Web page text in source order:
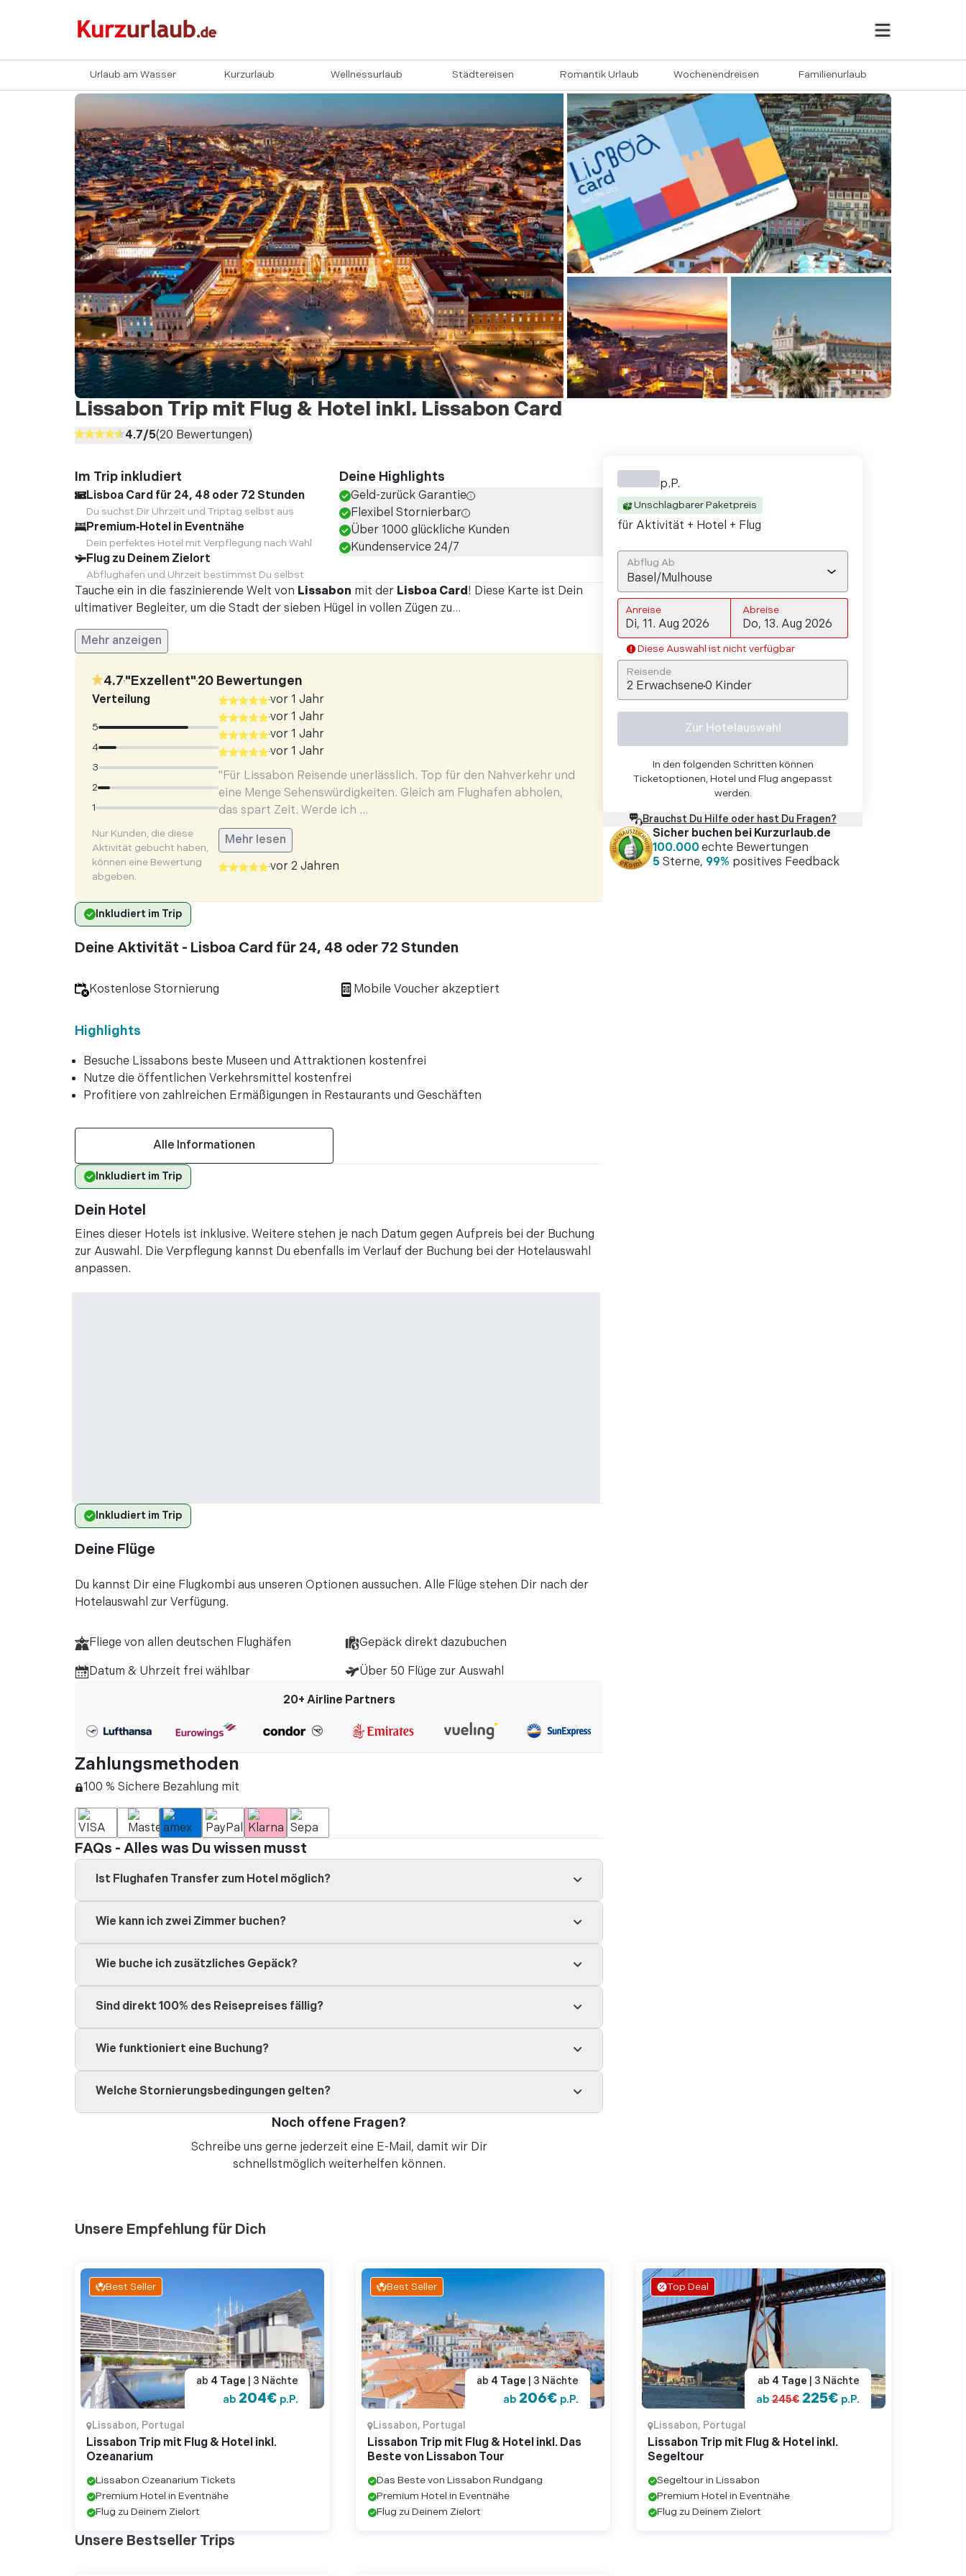
Urlaub am Wasser Kurzurlaub Wellnessurlaub Städtereisen Romantik Urlaub Wochenendreisen Familienurlaub
Lissabon Trip mit Flug & Hotel inkl. Lissabon Card
4.7/5(20 Bewertungen)
Im Trip inkludiert
Lisboa Card für 24, 48 oder 72 Stunden
Du suchst Dir Uhrzeit und Triptag selbst aus
Premium‑Hotel in Eventnähe
Dein perfektes Hotel mit Verpflegung nach Wahl
Flug zu Deinem Zielort
Abflughafen und Uhrzeit bestimmst Du selbst
Deine Highlights
Geld-zurück Garantie
Flexibel Stornierbar
Über 1000 glückliche Kunden
Kundenservice 24/7
Tauche ein in die faszinierende Welt von Lissabon mit der Lisboa Card! Diese Karte ist Dein
ultimativer Begleiter, um die Stadt der sieben Hügel in vollen Zügen zu...
Mehr anzeigen
4.7•"Exzellent"•20 Bewertungen
Verteilung
5
4
3
2
1
Nur Kunden, die diese
Aktivität gebucht haben,
können eine Bewertung
abgeben.
•vor 1 Jahr
•vor 1 Jahr
•vor 1 Jahr
•vor 1 Jahr
"Für Lissabon Reisende unerlässlich. Top für den Nahverkehr und
eine Menge Sehenswürdigkeiten. Gleich am Flughafen abholen,
das spart Zeit. Werde ich ...
Mehr lesen
•vor 2 Jahren
Mehr lesen
"So einfach am Flughafen abzuholen, es dauerte 5 Minuten und
war leicht in der Ankunftshalle zu finden. Großartiges Preis-
Leistungs-Verhältnis, besond ...
•vor 2 Jahren
vor 4 Jahren
vor 4 Jahren
"Mit Ausnahme des unbegrenzten öffentlichen Nahverkehrs für
den Zeitraum, den Sie gekauft haben, bin ich mir nicht sicher, ob
Mehr lesen
Inkludiert im Trip
Deine Aktivität - Lisboa Card für 24, 48 oder 72 Stunden
Kostenlose Stornierung Mobile Voucher akzeptiert
Highlights
Besuche Lissabons beste Museen und Attraktionen kostenfrei
Nutze die öffentlichen Verkehrsmittel kostenfrei
Profitiere von zahlreichen Ermäßigungen in Restaurants und Geschäften
Alle Informationen
Inkludiert im Trip
Dein Hotel
Eines dieser Hotels ist inklusive. Weitere stehen je nach Datum gegen Aufpreis bei der Buchung
zur Auswahl. Die Verpflegung kannst Du ebenfalls im Verlauf der Buchung bei der Hotelauswahl
anpassen.
Inkludiert im Trip
Deine Flüge
Du kannst Dir eine Flugkombi aus unseren Optionen aussuchen. Alle Flüge stehen Dir nach der
Hotelauswahl zur Verfügung.
Fliege von allen deutschen Flughäfen Gepäck direkt dazubuchen
Datum & Uhrzeit frei wählbar Über 50 Flüge zur Auswahl
20+ Airline Partners
Zahlungsmethoden
100 % Sichere Bezahlung mit
FAQs - Alles was Du wissen musst
Ist Flughafen Transfer zum Hotel möglich?
Wie kann ich zwei Zimmer buchen?
Wie buche ich zusätzliches Gepäck?
Sind direkt 100% des Reisepreises fällig?
Wie funktioniert eine Buchung?
Welche Stornierungsbedingungen gelten?
Noch offene Fragen?
Schreibe uns gerne jederzeit eine E-Mail, damit wir Dir
schnellstmöglich weiterhelfen können.
p.P.
Unschlagbarer Paketpreis
für Aktivität + Hotel + Flug
Abflug Ab
Basel/Mulhouse
Anreise Abreise
Diese Auswahl ist nicht verfügbar
Reisende
2 Erwachsene0 Kinder
Zur Hotelauswahl
In den folgenden Schritten können
Ticketoptionen, Hotel und Flug angepasst
werden.
Brauchst Du Hilfe oder hast Du Fragen?
Sicher buchen bei Kurzurlaub.de
100.000echte Bewertungen
5Sterne, 99% positives Feedback
Unsere Empfehlung für Dich
ab 4 Tage | 3 Nächte
ab 204€ p.P.
Best Seller
Lissabon, Portugal
Lissabon Trip mit Flug & Hotel inkl.
Ozeanarium
Lissabon Ozeanarium Tickets
Premium Hotel in Eventnähe
Flug zu Deinem Zielort
ab 4 Tage | 3 Nächte
ab 206€ p.P.
Best Seller
Lissabon, Portugal
Lissabon Trip mit Flug & Hotel inkl. Das
Beste von Lissabon Tour
Das Beste von Lissabon Rundgang
Premium Hotel in Eventnähe
Flug zu Deinem Zielort
ab 4 Tage | 3 Nächte
ab 245€ 225€ p.P.
Top Deal
Lissabon, Portugal
Lissabon Trip mit Flug & Hotel inkl.
Segeltour
Segeltour in Lissabon
Premium Hotel in Eventnähe
Flug zu Deinem Zielort
Unsere Bestseller Trips